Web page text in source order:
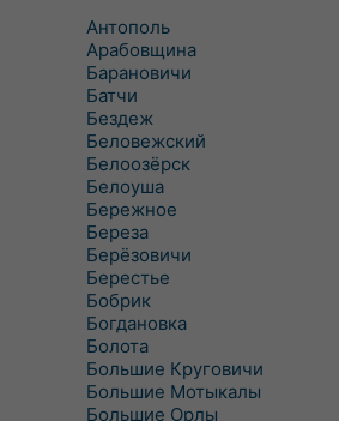
Антополь
Арабовщина
Барановичи
Батчи
Бездеж
Беловежский
Белоозёрск
Белоуша
Бережное
Береза
Берёзовичи
Берестье
Бобрик
Богдановка
Болота
Большие Круговичи
Большие Мотыкалы
Большие Орлы